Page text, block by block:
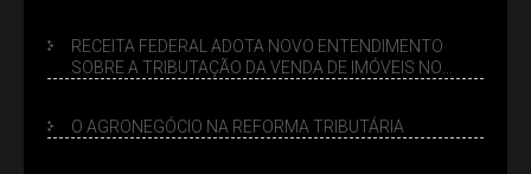
RECEITA FEDERAL ADOTA NOVO ENTENDIMENTO
SOBRE A TRIBUTAÇÃO DA VENDA DE IMÓVEIS NO
O AGRONEGÓCIO NA REFORMA TRIBUTÁRIA